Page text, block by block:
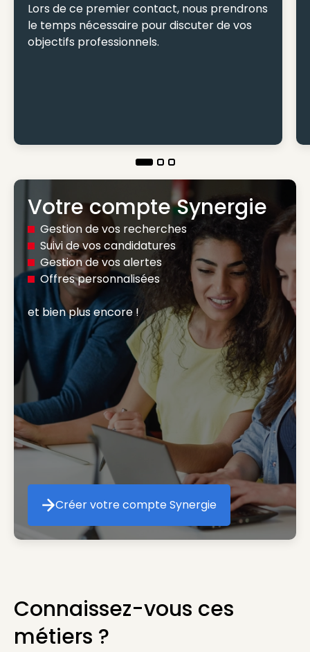
Lors de ce premier contact, nous prendrons
le temps nécessaire pour discuter de vos
objectifs professionnels.
Votre compte Synergie
Gestion de vos recherches
Suivi de vos candidatures
Gestion de vos alertes
Offres personnalisées
et bien plus encore !
Créer votre compte Synergie
Créer votre compte Synergie
Connaissez-vous ces
métiers ?